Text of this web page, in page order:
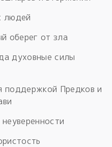
людей
оберег от зла
духовные силы
поддержкой Предков и